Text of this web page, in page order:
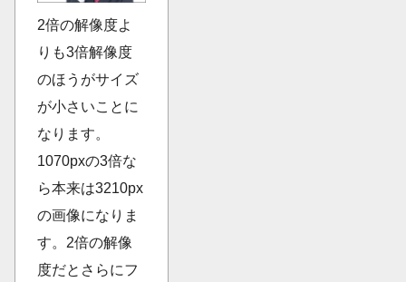
2倍の解像度よ
りも3倍解像度
のほうがサイズ
が小さいことに
なります。
1070pxの3倍な
ら本来は3210px
の画像になりま
す。2倍の解像
度だとさらにフ